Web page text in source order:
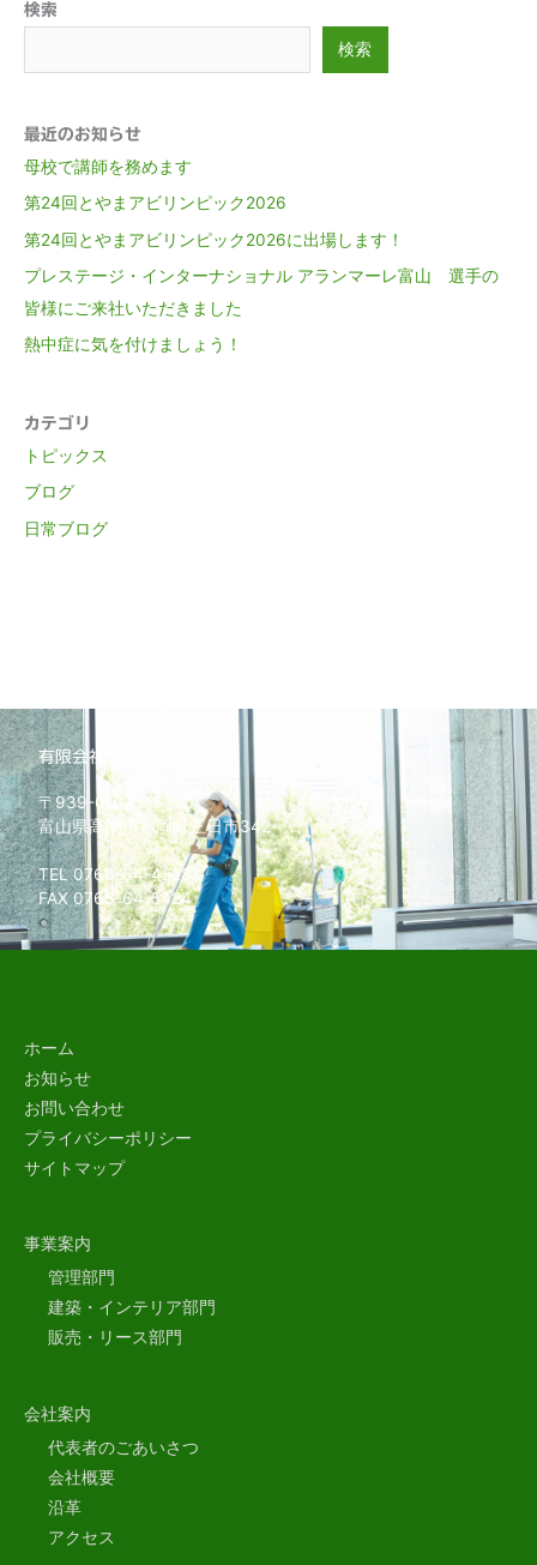
検索
検索
最近のお知らせ
母校で講師を務めます
第24回とやまアビリンピック2026
第24回とやまアビリンピック2026に出場します！
プレステージ・インターナショナル アランマーレ富山 選手の
皆様にご来社いただきました
熱中症に気を付けましょう！
カテゴリ
トピックス
ブログ
日常ブログ
有限会社北砺ビルサービス
〒939-0102
富山県高岡市福岡町三日市342
TEL 0766-64-4528
FAX 0766-64-5424
ホーム
お知らせ
お問い合わせ
プライバシーポリシー
サイトマップ
事業案内
管理部門
建築・インテリア部門
販売・リース部門
会社案内
代表者のごあいさつ
会社概要
沿革
アクセス